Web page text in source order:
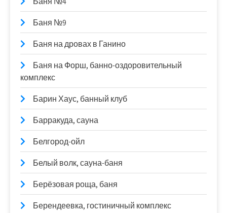
Баня №9
Баня на дровах в Ганино
Баня на Форш, банно-оздоровительный
комплекс
Барин Хаус, банный клуб
Барракуда, сауна
Белгород-ойл
Белый волк, сауна-баня
Берёзовая роща, баня
Берендеевка, гостиничный комплекс